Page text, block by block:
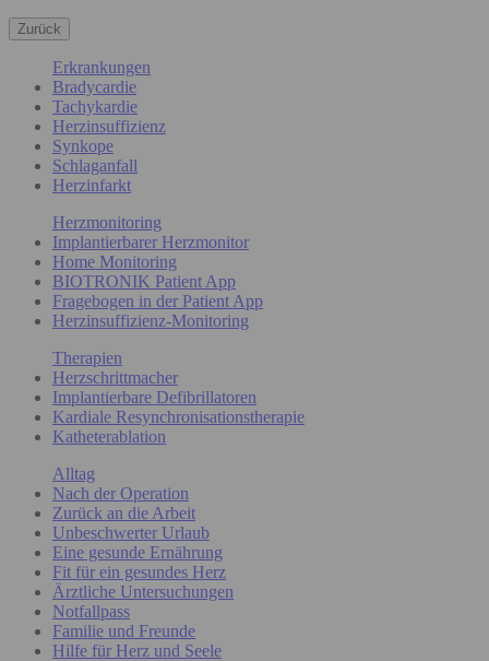
Zurück
Erkrankungen
Bradycardie
Tachykardie
Herzinsuffizienz
Synkope
Schlaganfall
Herzinfarkt
Herzmonitoring
Implantierbarer Herzmonitor
Home Monitoring
BIOTRONIK Patient App
Fragebogen in der Patient App
Herzinsuffizienz-Monitoring
Therapien
Herzschrittmacher
Implantierbare Defibrillatoren
Kardiale Resynchronisationstherapie
Katheterablation
Alltag
Nach der Operation
Zurück an die Arbeit
Unbeschwerter Urlaub
Eine gesunde Ernährung
Fit für ein gesundes Herz
Ärztliche Untersuchungen
Notfallpass
Familie und Freunde
Hilfe für Herz und Seele